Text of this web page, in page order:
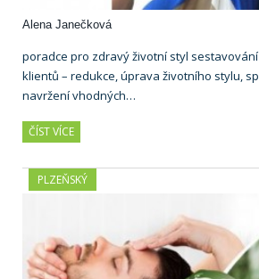
Alena Janečková
poradce pro zdravý životní styl
klientů – redukce, úprava životního stylu,
navržení vhodných…
ČÍST VÍCE
PLZEŇSKÝ